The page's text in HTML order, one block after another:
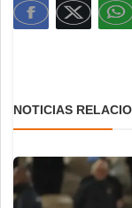
NOTICIAS